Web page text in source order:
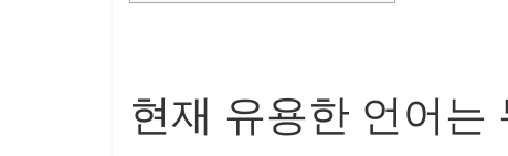
현재 유용한 언어는